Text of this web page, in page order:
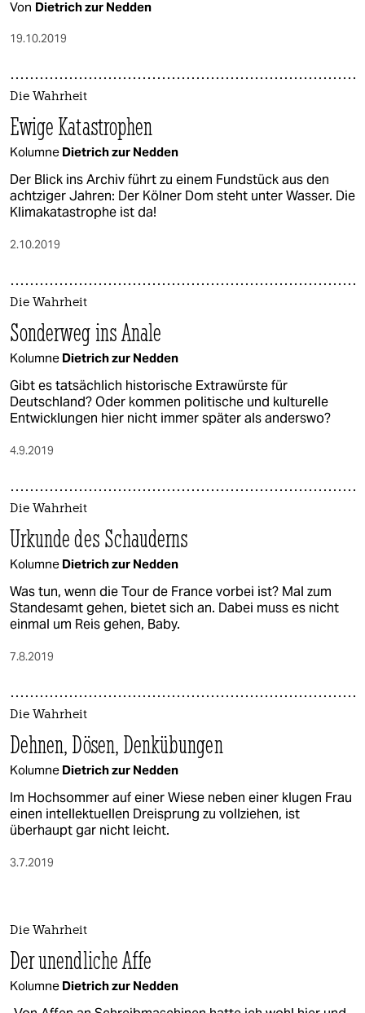
Von Dietrich zur Nedden
19.10.2019
Die Wahrheit
Ewige Katastrophen
Kolumne Dietrich zur Nedden
Der Blick ins Archiv führt zu einem Fundstück aus den
achtziger Jahren: Der Kölner Dom steht unter Wasser. Die
Klimakatastrophe ist da!
2.10.2019
Die Wahrheit
Sonderweg ins Anale
Kolumne Dietrich zur Nedden
Gibt es tatsächlich historische Extrawürste für
Deutschland? Oder kommen politische und kulturelle
Entwicklungen hier nicht immer später als anderswo?
4.9.2019
Die Wahrheit
Urkunde des Schauderns
Kolumne Dietrich zur Nedden
Was tun, wenn die Tour de France vorbei ist? Mal zum
Standesamt gehen, bietet sich an. Dabei muss es nicht
einmal um Reis gehen, Baby.
7.8.2019
Die Wahrheit
Dehnen, Dösen, Denkübungen
Kolumne Dietrich zur Nedden
Im Hochsommer auf einer Wiese neben einer klugen Frau
einen intellektuellen Dreisprung zu vollziehen, ist
überhaupt gar nicht leicht.
3.7.2019
Die Wahrheit
Der unendliche Affe
Kolumne Dietrich zur Nedden